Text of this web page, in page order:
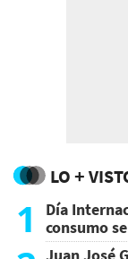
LO +
1
Día
consumo
Juan José